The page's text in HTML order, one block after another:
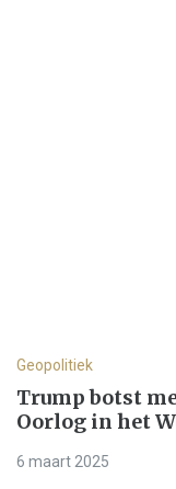
Geopolitiek
Trump botst
Oorlog in het
6 maart 2025